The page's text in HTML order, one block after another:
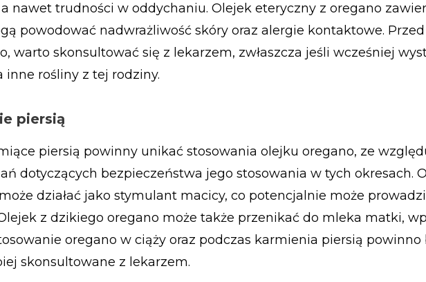
nawet trudności w oddychaniu. Olejek eteryczny z oregano
powodować nadwrażliwość skóry oraz alergie kontaktowe.
warto skonsultować się z lekarzem, zwłaszcza jeśli wcześniej
inne rośliny z tej rodziny.
piersią
piersią powinny unikać stosowania olejku oregano, ze
dotyczących bezpieczeństwa jego stosowania w tych okresach.
działać jako stymulant macicy, co potencjalnie może
z dzikiego oregano może także przenikać do mleka matki,
oregano w ciąży oraz podczas karmienia piersią powinno
skonsultowane z lekarzem.